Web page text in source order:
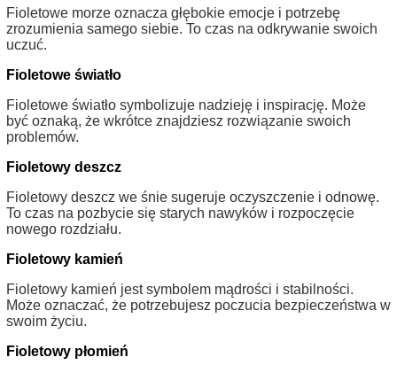
Fioletowe morze oznacza głębokie emocje i potrzebę
zrozumienia samego siebie. To czas na odkrywanie swoich
uczuć.
Fioletowe światło
Fioletowe światło symbolizuje nadzieję i inspirację. Może
być oznaką, że wkrótce znajdziesz rozwiązanie swoich
problemów.
Fioletowy deszcz
Fioletowy deszcz we śnie sugeruje oczyszczenie i odnowę.
To czas na pozbycie się starych nawyków i rozpoczęcie
nowego rozdziału.
Fioletowy kamień
Fioletowy kamień jest symbolem mądrości i stabilności.
Może oznaczać, że potrzebujesz poczucia bezpieczeństwa w
swoim życiu.
Fioletowy płomień